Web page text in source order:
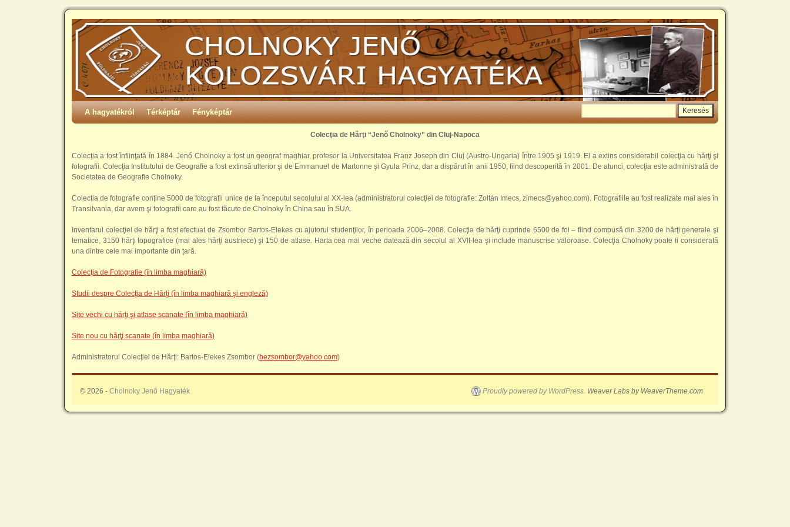
A hagyatékról Térképtár Fényképtár
Colecţia de Hărţi “Jenő Cholnoky” din Cluj-Napoca
Colecţia a fost înfiinţată în 1884. Jenő Cholnoky a fost un geograf maghiar, profesor la Universitatea Franz Joseph din Cluj (Austro-Ungaria) între 1905 şi 1919. El a extins considerabil colecţia cu hărţi şi
fotografii. Colecţia Institutului de Geografie a fost extinsă ulterior şi de Emmanuel de Martonne şi Gyula Prinz, dar a dispărut în anii 1950, fiind descoperită în 2001. De atunci, colecţia este administrată de
Societatea de Geografie Cholnoky.
Colecţia de fotografie conţine 5000 de fotografii unice de la începutul secolului al XX-lea (administratorul colecţiei de fotografie: Zoltán Imecs, zimecs@yahoo.com). Fotografiile au fost realizate mai ales în
Transilvania, dar avem şi fotografii care au fost făcute de Cholnoky în China sau în SUA.
Inventarul colecţiei de hărţi a fost efectuat de Zsombor Bartos-Elekes cu ajutorul studenţilor, în perioada 2006–2008. Colecţia de hărţi cuprinde 6500 de foi – fiind compusă din 3200 de hărţi generale şi
tematice, 3150 hărţi topografice (mai ales hărţi austriece) şi 150 de atlase. Harta cea mai veche datează din secolul al XVII-lea şi include manuscrise valoroase. Colecţia Cholnoky poate fi considerată
una dintre cele mai importante din țară.
Colecţia de Fotografie (în limba maghiară)
Studii despre Colecţia de Hărţi (în limba maghiară şi engleză)
Site vechi cu hărţi şi atlase scanate (în limba maghiară)
Site nou cu hărţi scanate (în limba maghiară)
Administratorul Colecţiei de Hărţi: Bartos-Elekes Zsombor (bezsombor@yahoo.com)
© 2026 - Cholnoky Jenő Hagyaték Proudly powered by WordPress. Weaver Labs by WeaverTheme.com